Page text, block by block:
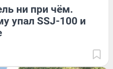
ни при чём.
упал SSJ-100 и